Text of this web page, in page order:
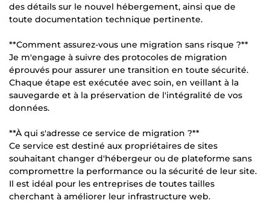
des détails sur le nouvel hébergement, ainsi que de
toute documentation technique pertinente.
**Comment assurez-vous une migration sans risque ?**
Je m'engage à suivre des protocoles de migration
éprouvés pour assurer une transition en toute sécurité.
Chaque étape est exécutée avec soin, en veillant à la
sauvegarde et à la préservation de l'intégralité de vos
données.
**À qui s'adresse ce service de migration ?**
Ce service est destiné aux propriétaires de sites
souhaitant changer d'hébergeur ou de plateforme sans
compromettre la performance ou la sécurité de leur site.
Il est idéal pour les entreprises de toutes tailles
cherchant à améliorer leur infrastructure web.